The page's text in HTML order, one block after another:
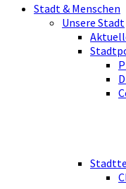
Stadt & Menschen
Unsere Stadt